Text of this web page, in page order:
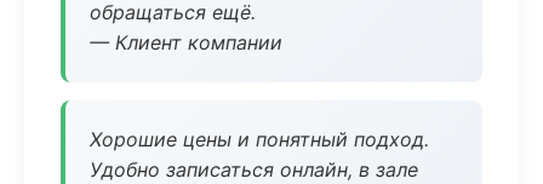
обращаться ещё.
— Клиент компании
Хорошие цены и понятный подход.
Удобно записаться онлайн, в зале